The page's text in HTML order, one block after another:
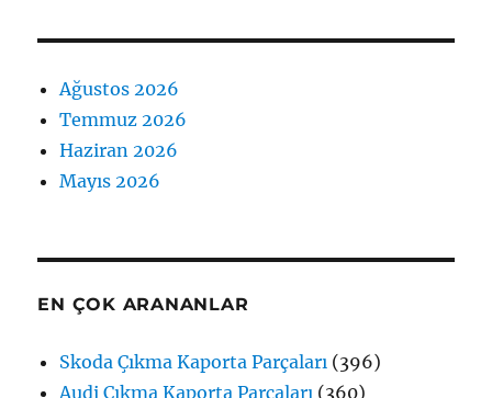
Ağustos 2026
Temmuz 2026
Haziran 2026
Mayıs 2026
EN ÇOK ARANANLAR
Skoda Çıkma Kaporta Parçaları (396)
Audi Çıkma Kaporta Parçaları (360)